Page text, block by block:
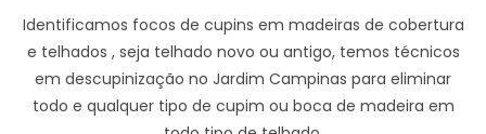
Identificamos focos de cupins em madeiras de cobertura
e telhados , seja telhado novo ou antigo, temos técnicos
em descupinização no Jardim Campinas para eliminar
todo e qualquer tipo de cupim ou boca de madeira em